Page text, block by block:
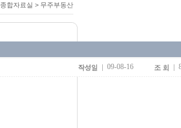
종합자료실 > 무주부동산
09-08-16